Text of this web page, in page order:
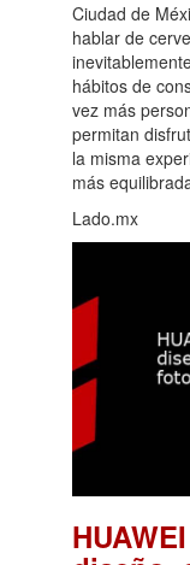
Ciudad de
hablar de
hábitos de
vez más
permitan
la misma
más
Lado.mx